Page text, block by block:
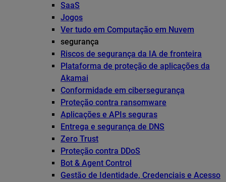
SaaS
Jogos
Ver tudo em Computação em Nuvem
segurança
Riscos de segurança da IA de fronteira
Plataforma de proteção de aplicações da
Akamai
Conformidade em cibersegurança
Proteção contra ransomware
Aplicações e APIs seguras
Entrega e segurança de DNS
Zero Trust
Proteção contra DDoS
Bot & Agent Control
Gestão de Identidade, Credenciais e Acesso